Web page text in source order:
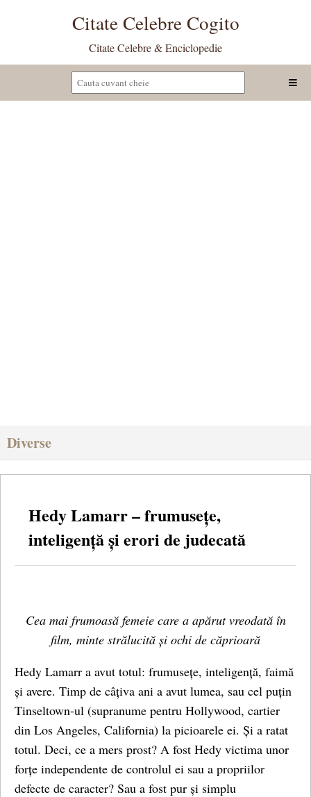
Citate Celebre Cogito
Citate Celebre & Enciclopedie
Diverse
Hedy Lamarr – frumusețe,
inteligență și erori de judecată
Cea mai frumoasă femeie care a apărut vreodată în
film, minte strălucită și ochi de căprioară
Hedy Lamarr a avut totul: frumusețe, inteligență, faimă
și avere. Timp de câțiva ani a avut lumea, sau cel puțin
Tinseltown-ul (supranume pentru Hollywood, cartier
din Los Angeles, California) la picioarele ei. Și a ratat
totul. Deci, ce a mers prost? A fost Hedy victima unor
forțe independente de controlul ei sau a propriilor
defecte de caracter? Sau a fost pur și simplu